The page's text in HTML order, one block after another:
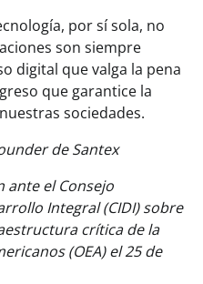
por sí sola, no
son siempre
digital que valga la pena
que garantice la
sociedades.
de Santex
ante el Consejo
Integral (CIDI) sobre
crítica de la
(OEA) el 25 de